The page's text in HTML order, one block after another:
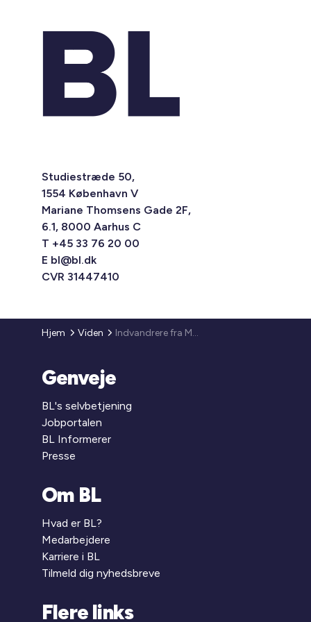
Studiestræde 50,
1554 København V
Mariane Thomsens Gade 2F,
6.1, 8000 Aarhus C
T +45 33 76 20 00
E bl@bl.dk
CVR 31447410
Hjem Viden Indvandrere fra MENAP-lande i den almene sektor
Genveje
BL's selvbetjening
Jobportalen
BL Informerer
Presse
Om BL
Hvad er BL?
Medarbejdere
Karriere i BL
Tilmeld dig nyhedsbreve
Flere links